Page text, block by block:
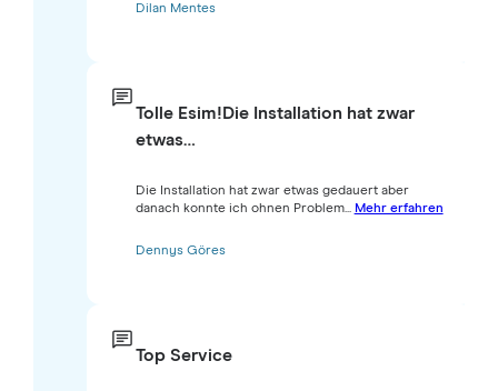
Dilan Mentes
Tolle Esim!Die Installation hat zwar
etwas…
Die Installation hat zwar etwas gedauert aber
danach konnte ich ohnen Problem... Mehr erfahren
Dennys Göres
Top Service